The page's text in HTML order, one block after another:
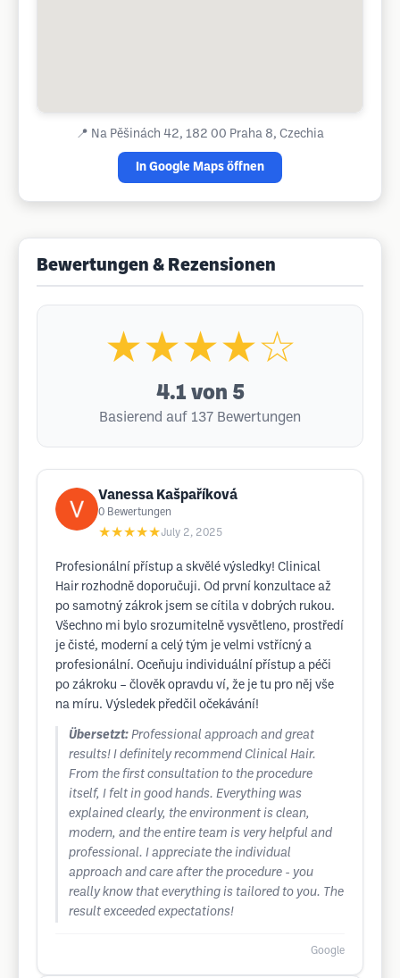
📍 Na Pěšinách 42, 182 00 Praha 8, Czechia
In Google Maps öffnen
Bewertungen & Rezensionen
★★★★☆
4.1 von 5
Basierend auf 137 Bewertungen
Vanessa Kašpaříková
0 Bewertungen
★★★★★July 2, 2025
Profesionální přístup a skvělé výsledky! Clinical
Hair rozhodně doporučuji. Od první konzultace až
po samotný zákrok jsem se cítila v dobrých rukou.
Všechno mi bylo srozumitelně vysvětleno, prostředí
je čisté, moderní a celý tým je velmi vstřícný a
profesionální. Oceňuju individuální přístup a péči
po zákroku – člověk opravdu ví, že je tu pro něj vše
na míru. Výsledek předčil očekávání!
Übersetzt: Professional approach and great
results! I definitely recommend Clinical Hair.
From the first consultation to the procedure
itself, I felt in good hands. Everything was
explained clearly, the environment is clean,
modern, and the entire team is very helpful and
professional. I appreciate the individual
approach and care after the procedure - you
really know that everything is tailored to you. The
result exceeded expectations!
Google